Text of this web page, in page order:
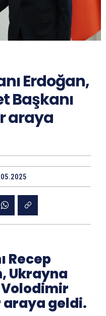
Erdoğan,
Başkanı
araya
Recep
Ukrayna
Volodimir
araya geldi.